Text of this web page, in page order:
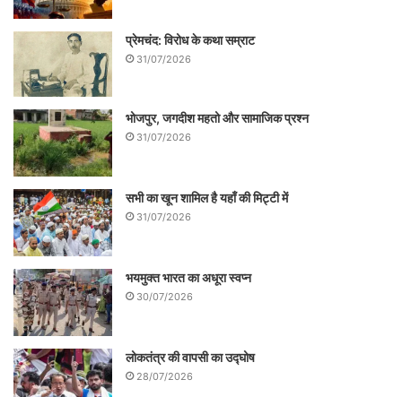
प्रेमचंद: विरोध के कथा सम्राट
31/07/2026
भोजपुर, जगदीश महतो और सामाजिक प्रश्न
31/07/2026
सभी का खून शामिल है यहाँ की मिट्टी में
31/07/2026
भयमुक्त भारत का अधूरा स्वप्न
30/07/2026
लोकतंत्र की वापसी का उद्घोष
28/07/2026